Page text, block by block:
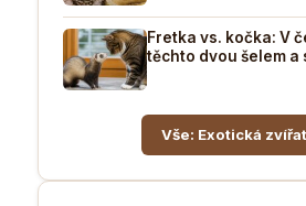
Fretka vs. kočka: V
těchto dvou šelem a
Vše: Exotická